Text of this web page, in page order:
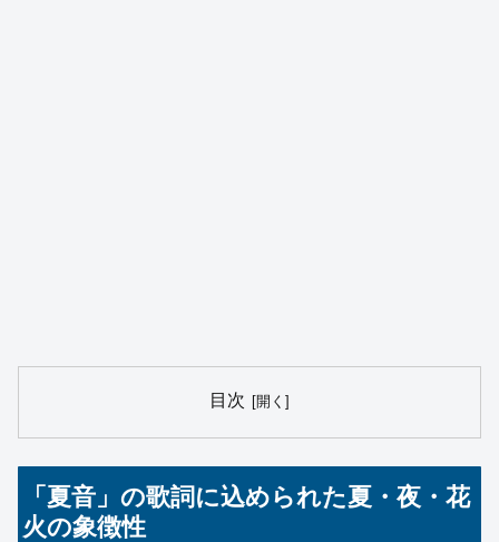
目次
「夏音」の歌詞に込められた夏・夜・花
火の象徴性